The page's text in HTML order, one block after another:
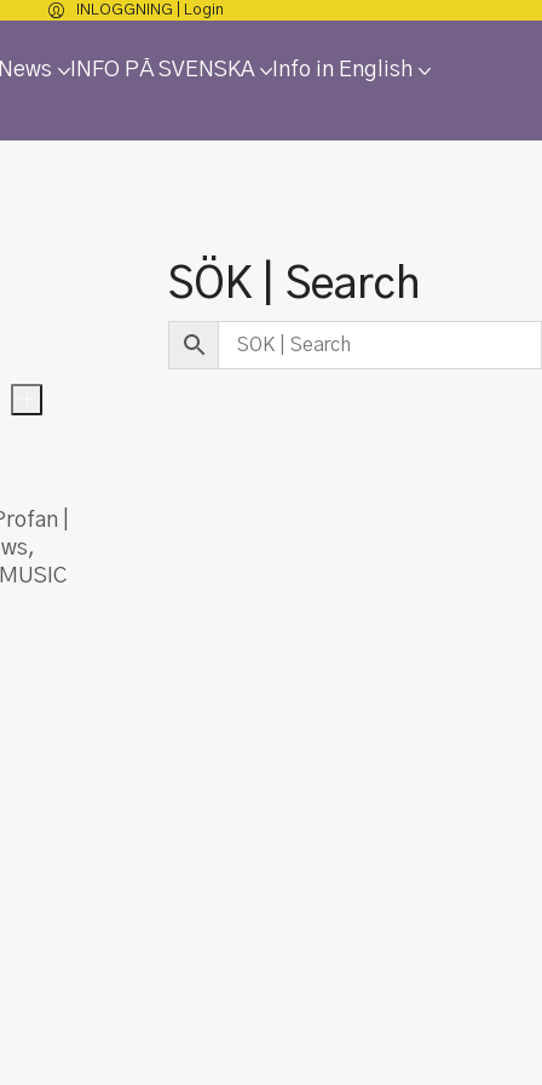
INLOGGNING | Login
INFO PÅ SVENSKA Info in English
|
,
SÖK | Search